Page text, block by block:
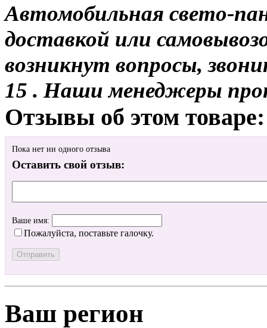
Автомобильная свето-
доставкой или
возникнут вопросы,
15 . Наши менеджеры
Отзывы об этом товаре:
Пока нет ни одного отзыва
Оставить свой отзыв:
Ваше имя:
Пожалуйста, поставьте галочку.
Ваш регион